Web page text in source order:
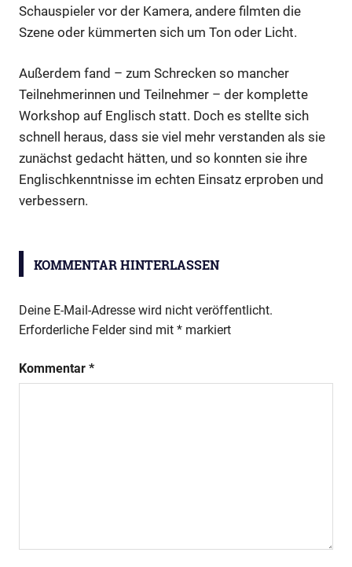
Schauspieler vor der Kamera, andere filmten die
Szene oder kümmerten sich um Ton oder Licht.
Außerdem fand – zum Schrecken so mancher
Teilnehmerinnen und Teilnehmer – der komplette
Workshop auf Englisch statt. Doch es stellte sich
schnell heraus, dass sie viel mehr verstanden als sie
zunächst gedacht hätten, und so konnten sie ihre
Englischkenntnisse im echten Einsatz erproben und
verbessern.
theKOMMENTAR HINTERLASSEN
Deine E-Mail-Adresse wird nicht veröffentlicht.
Erforderliche Felder sind mit * markiert
Kommentar *